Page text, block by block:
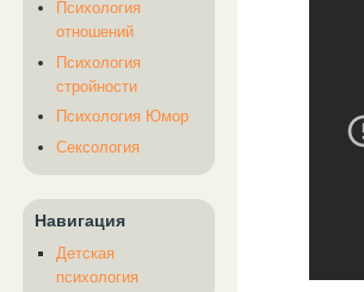
Психология
отношений
Психология
стройности
Психология Юмор
Сексология
Навигация
Детская
психология